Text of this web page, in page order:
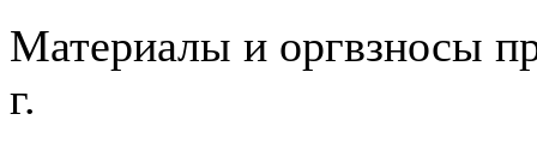
Материалы и оргвзносы
г.